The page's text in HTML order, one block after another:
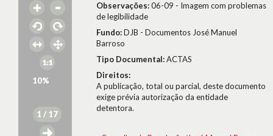
10%
1 / 17
Observações:06-09 - Imagem com problemas
de legibilidade
Fundo:DJB - Documentos José Manuel
Barroso
Tipo Documental:ACTAS
Direitos:
A publicação, total ou parcial, deste documento
exige prévia autorização da entidade
detentora.